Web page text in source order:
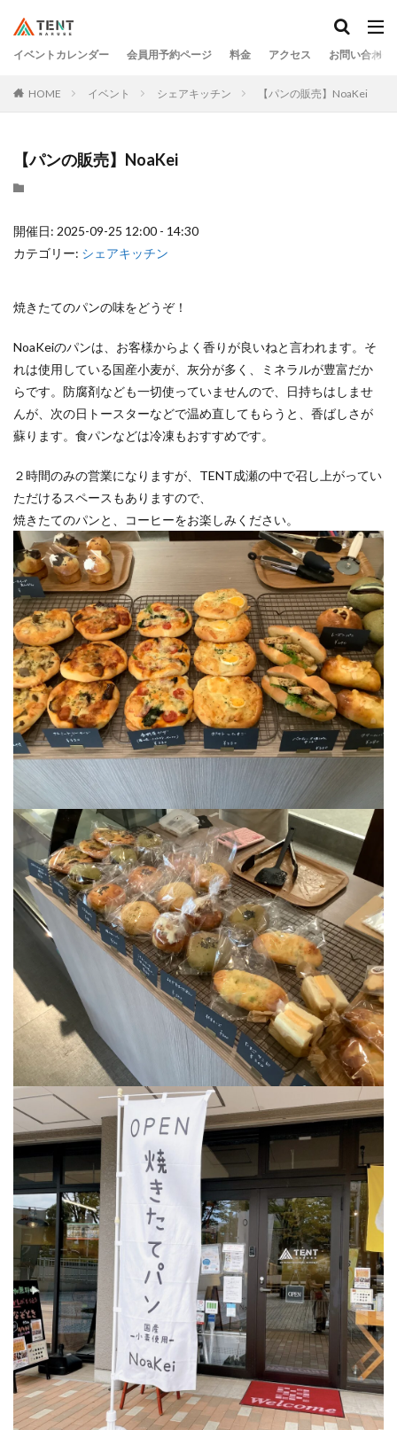
イベントカレンダー 会員用予約ページ 料金 アクセス お問い合わせ
HOME イベント シェアキッチン 【パンの販売】NoaKei
【パンの販売】NoaKei
開催日: 2025-09-25 12:00 - 14:30
カテゴリー: シェアキッチン
焼きたてのパンの味をどうぞ！
NoaKeiのパンは、お客様からよく香りが良いねと言われます。そ
れは使用している国産小麦が、灰分が多く、ミネラルが豊富だか
らです。防腐剤なども一切使っていませんので、日持ちはしませ
んが、次の日トースターなどで温め直してもらうと、香ばしさが
蘇ります。食パンなどは冷凍もおすすめです。
２時間のみの営業になりますが、TENT成瀬の中で召し上がってい
ただけるスペースもありますので、
焼きたてのパンと、コーヒーをお楽しみください。